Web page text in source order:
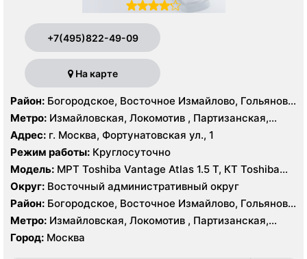
+7(495)822-49-09
На карте
Район: Богородское, Восточное Измайлово, Гольяново,
Измайлово, Соколиная Гора
Метро: Измайловская, Локомотив , Партизанская,
Преображенская площадь, Черкизовская
Адрес: г. Москва, Фортунатовская ул., 1
Режим работы: Круглосуточно
Модель: МРТ Toshiba Vantage Atlas 1.5 Т, КТ Toshiba
Aquilion Prime 160 срезов, Toshiba Aquilion CXL 128
срезов, Body Tom 32 среза УЗИ GE Voluson E8, GE Vivid
9
Округ: Восточный административный округ
Район: Богородское, Восточное Измайлово, Гольяново,
Измайлово, Соколиная Гора
Метро: Измайловская, Локомотив , Партизанская,
Преображенская площадь, Черкизовская
Город: Москва